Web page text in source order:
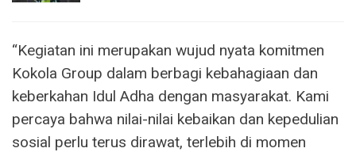
“Kegiatan ini merupakan wujud nyata komitmen
Kokola Group dalam berbagi kebahagiaan dan
keberkahan Idul Adha dengan masyarakat. Kami
percaya bahwa nilai-nilai kebaikan dan kepedulian
sosial perlu terus dirawat, terlebih di momen